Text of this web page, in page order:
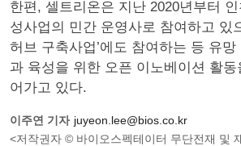
한편, 셀트리온은 지난 2020년부터
성사업의 민간 운영사로 참여하고 있
허브 구축사업’에도 참여하는 등 유
과 육성을 위한 오픈 이노베이션 활동
어가고 있다.
이주연 기자 juyeon.lee@bios.co.kr
<저작권자 © 바이오스펙테이터 무단전재 및